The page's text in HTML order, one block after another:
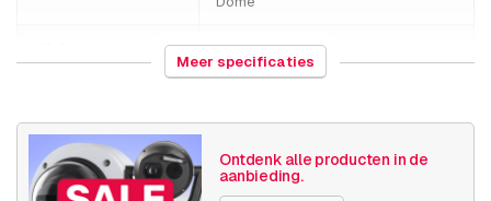
852589
Gewicht
Grootte (lxbxh) 210 x 200 x 150 millimeters
Meer specificaties
Ontdenk alle producten in de
aanbieding.